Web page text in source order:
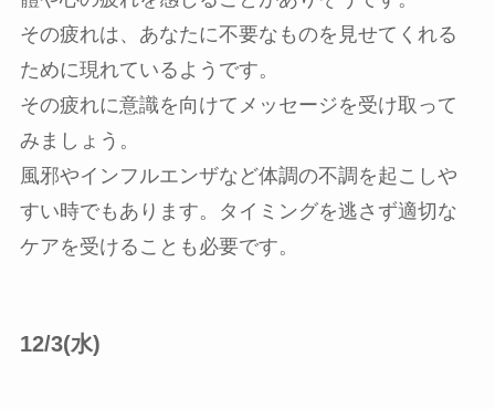
その疲れは、あなたに不要なものを見せてくれる
ために現れているようです。
その疲れに意識を向けてメッセージを受け取って
みましょう。
風邪やインフルエンザなど体調の不調を起こしや
すい時でもあります。タイミングを逃さず適切な
ケアを受けることも必要です。
12/3(水)